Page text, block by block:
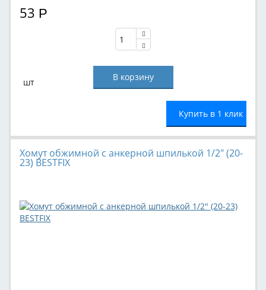
53 Р
шт
Купить в 1 клик
Хомут обжимной с анкерной шпилькой 1/2" (20-
23) BESTFIX